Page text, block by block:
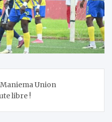
Maniema Union
libre !